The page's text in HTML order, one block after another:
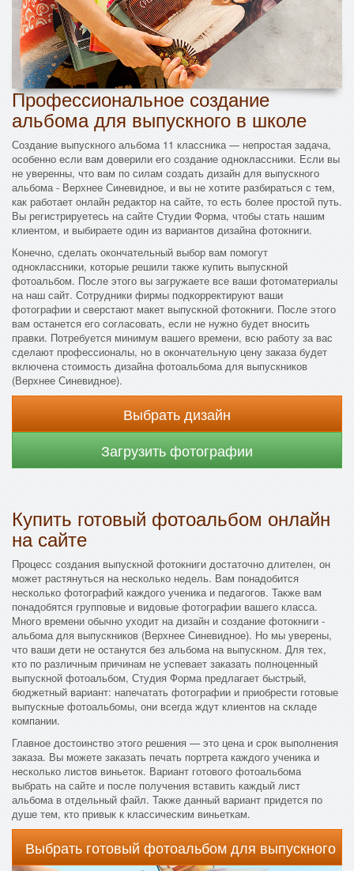
Профессиональное создание
альбома для выпускного в школе
Создание выпускного альбома 11 классника — непростая задача,
особенно если вам доверили его создание одноклассники. Если вы
не уверенны, что вам по силам создать дизайн для выпускного
альбома - Верхнее Синевидное, и вы не хотите разбираться с тем,
как работает онлайн редактор на сайте, то есть более простой путь.
Вы регистрируетесь на сайте Студии Форма, чтобы стать нашим
клиентом, и выбираете один из вариантов дизайна фотокниги.
Конечно, сделать окончательный выбор вам помогут
одноклассники, которые решили также купить выпускной
фотоальбом. После этого вы загружаете все ваши фотоматериалы
на наш сайт. Сотрудники фирмы подкорректируют ваши
фотографии и сверстают макет выпускной фотокниги. После этого
вам останется его согласовать, если не нужно будет вносить
правки. Потребуется минимум вашего времени, всю работу за вас
сделают профессионалы, но в окончательную цену заказа будет
включена стоимость дизайна фотоальбома для выпускников
(Верхнее Синевидное).
Выбрать дизайн
Загрузить фотографии
Купить готовый фотоальбом онлайн
на сайте
Процесс создания выпускной фотокниги достаточно длителен, он
может растянуться на несколько недель. Вам понадобится
несколько фотографий каждого ученика и педагогов. Также вам
понадобятся групповые и видовые фотографии вашего класса.
Много времени обычно уходит на дизайн и создание фотокниги -
альбома для выпускников (Верхнее Синевидное). Но мы уверены,
что ваши дети не останутся без альбома на выпускном. Для тех,
кто по различным причинам не успевает заказать полноценный
выпускной фотоальбом, Студия Форма предлагает быстрый,
бюджетный вариант: напечатать фотографии и приобрести готовые
выпускные фотоальбомы, они всегда ждут клиентов на складе
компании.
Главное достоинство этого решения — это цена и срок выполнения
заказа. Вы можете заказать печать портрета каждого ученика и
несколько листов виньеток. Вариант готового фотоальбома
выбрать на сайте и после получения вставить каждый лист
альбома в отдельный файл. Также данный вариант придется по
душе тем, кто привык к классическим виньеткам.
Выбрать готовый фотоальбом для выпускного